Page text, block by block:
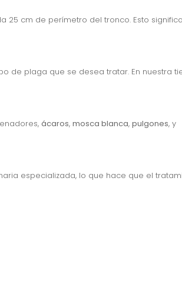
cm de perímetro del tronco. Esto
de plaga que se desea tratar. En nuestra
ácaros, mosca blanca, pulgones, y
especializada, lo que hace que el